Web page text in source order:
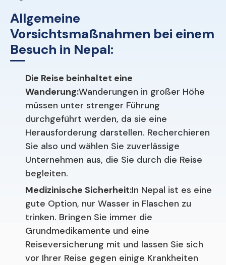
Allgemeine
Vorsichtsmaßnahmen bei einem
Besuch in Nepal:
Die Reise beinhaltet eine
Wanderung:Wanderungen in großer Höhe
müssen unter strenger Führung
durchgeführt werden, da sie eine
Herausforderung darstellen. Recherchieren
Sie also und wählen Sie zuverlässige
Unternehmen aus, die Sie durch die Reise
begleiten.
Medizinische Sicherheit:In Nepal ist es eine
gute Option, nur Wasser in Flaschen zu
trinken. Bringen Sie immer die
Grundmedikamente und eine
Reiseversicherung mit und lassen Sie sich
vor Ihrer Reise gegen einige Krankheiten